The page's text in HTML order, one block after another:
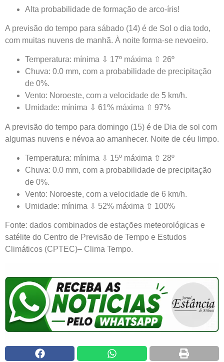
Alta probabilidade de formação de arco-íris!
A previsão do tempo para sábado (14) é de Sol o dia todo,
com muitas nuvens de manhã. À noite forma-se nevoeiro.
Temperatura: mínima ⇩ 17º máxima ⇧ 26º
Chuva: 0.0 mm, com a probabilidade de precipitação
de 0%.
Vento: Noroeste, com a velocidade de 5 km/h.
Umidade: mínima ⇩ 61% máxima ⇧ 97%
A previsão do tempo para domingo (15) é de Dia de sol com
algumas nuvens e névoa ao amanhecer. Noite de céu limpo.
Temperatura: mínima ⇩ 15º máxima ⇧ 28º
Chuva: 0.0 mm, com a probabilidade de precipitação
de 0%.
Vento: Noroeste, com a velocidade de 6 km/h.
Umidade: mínima ⇩ 52% máxima ⇧ 100%
Fonte: dados combinados de estações meteorológicas e
satélite do Centro de Previsão de Tempo e Estudos
Climáticos (CPTEC)– Clima Tempo.